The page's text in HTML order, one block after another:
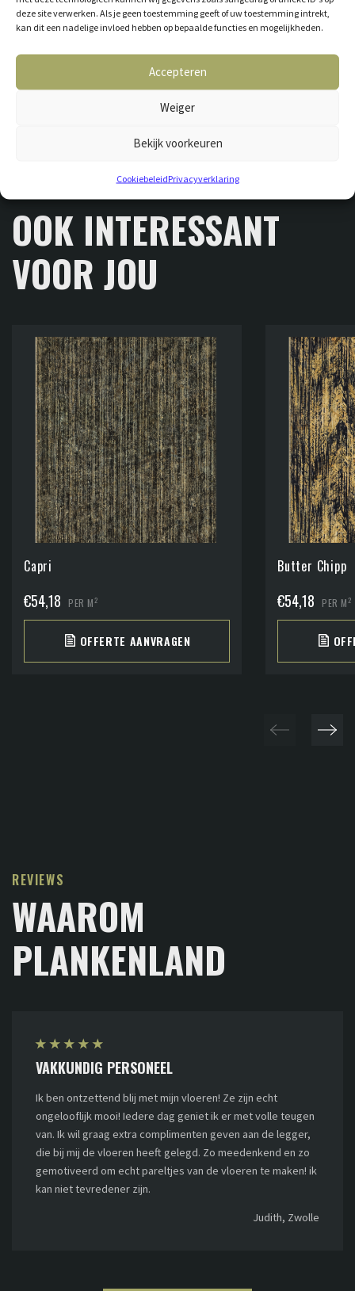
deze site verwerken. Als je geen toestemming geeft of uw toestemming intrekt,
kan dit een nadelige invloed hebben op bepaalde functies en mogelijkheden.
Accepteren
Weiger
Bekijk voorkeuren
CookiebeleidPrivacyverklaring
OOK INTERESSANT
VOOR JOU
Capri
€54,18 PER M2
OFFERTE AANVRAGEN
Butter Chipp
€54,18 PER M2
REVIEWS
WAAROM
PLANKENLAND
★ ★ ★ ★ ★
VAKKUNDIG PERSONEEL
Ik ben ontzettend blij met mijn vloeren! Ze zijn echt
ongelooflijk mooi! Iedere dag geniet ik er met volle teugen
van. Ik wil graag extra complimenten geven aan de legger,
die bij mij de vloeren heeft gelegd. Zo meedenkend en zo
gemotiveerd om echt pareltjes van de vloeren te maken! ik
kan niet tevredener zijn.
Judith, Zwolle